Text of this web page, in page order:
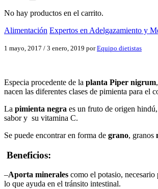
No hay productos en el carrito.
Alimentación Expertos en Adelgazamiento y
1 mayo, 2017 / 3 enero, 2019 porEquipo dietistas
Especia procedente de la planta Piper nigrum
nacen las diferentes clases de pimienta para el
La pimienta negra es un fruto de origen
sabor y su vitamina C.
Se puede encontrar en forma de grano, granos
Beneficios:
–Aporta minerales como el potasio,
lo que ayuda en el tránsito intestinal.